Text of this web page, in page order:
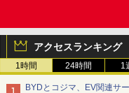
アクセスランキング
1時間 24時間 1
BYDとコジマ、EV関連サ